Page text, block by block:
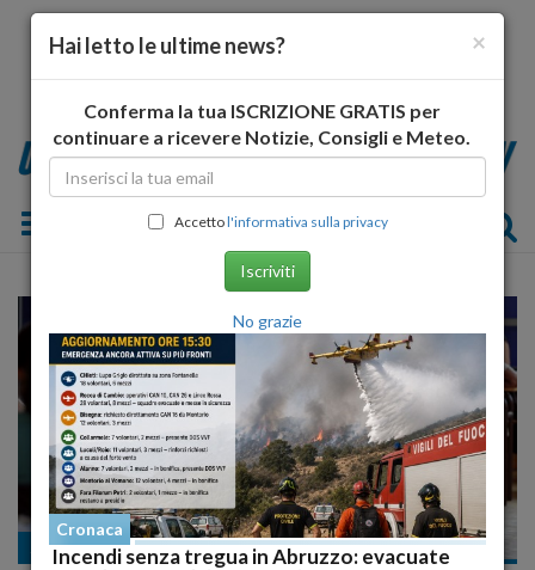
Toggle navigation
Scuola e Università
×
Hai letto le ultime news?
Conferma la tua ISCRIZIONE GRATIS per
continuare a ricevere Notizie, Consigli e Meteo.
Accettol'informativa sulla privacy
Iscriviti
No grazie
Cronaca
Incendi senza tregua in Abruzzo: evacuate